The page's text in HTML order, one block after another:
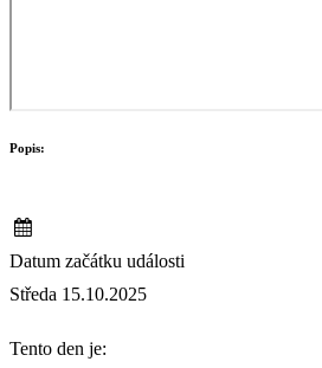
Popis:
Datum začátku události
Středa 15.10.2025
Tento den je: